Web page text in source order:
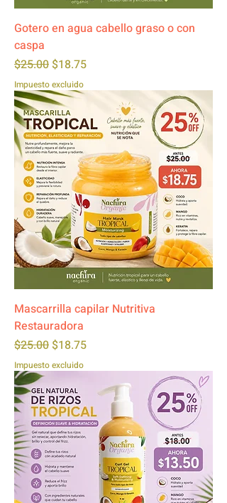
Gotero en agua cabello graso o con
caspa
Precio
$25.00 Precio de oferta
$18.75
Impuesto excluido
Mascarrilla capilar Nutritiva
Restauradora
Precio
$25.00 Precio de oferta
$18.75
Impuesto excluido